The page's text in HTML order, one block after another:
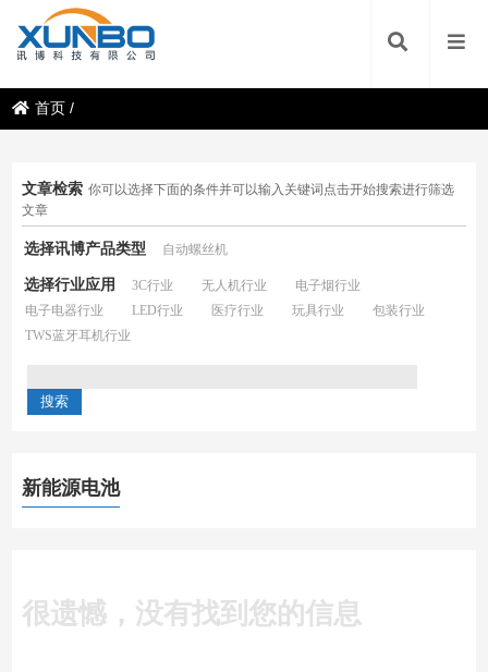
首页 /
文章检索 你可以选择下面的条件并可以输入关键词点击开始搜索进行筛选
文章
选择讯博产品类型 自动螺丝机
选择行业应用 3C行业 无人机行业
电子烟行业
电子电器行业
LED行业 医疗行业 玩具行业
包装行业
TWS蓝牙耳机行业
新能源电池
很遗憾，没有找到您的信息